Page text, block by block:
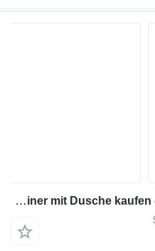
Module-T Umkleidecontainer mit Dusche kaufen – 600 × 240cm, 14,4 m² | NEU